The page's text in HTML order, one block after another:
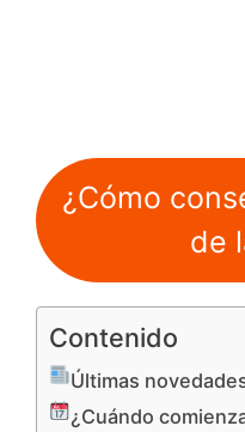
¿Cómo
de
Contenido
Últimas
¿Cuándo